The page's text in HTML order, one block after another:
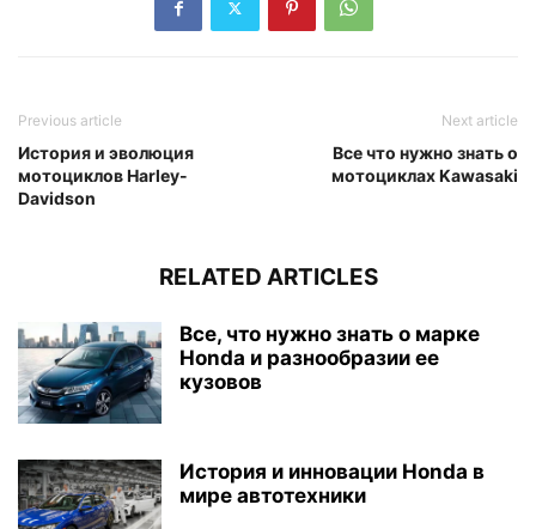
Previous article
История и эволюция
мотоциклов Harley-
Davidson
Next article
Все что нужно знать о
мотоциклах Kawasaki
RELATED ARTICLES
Все, что нужно знать о марке
Honda и разнообразии ее
кузовов
История и инновации Honda в
мире автотехники